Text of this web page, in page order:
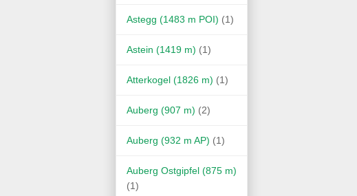
Astegg (1483 m POI) (1)
Astein (1419 m) (1)
Atterkogel (1826 m) (1)
Auberg (907 m) (2)
Auberg (932 m AP) (1)
Auberg Ostgipfel (875 m)
(1)